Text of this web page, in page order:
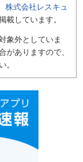
株式会社レスキュ
載しています。
象外としていま
がありますので、
。